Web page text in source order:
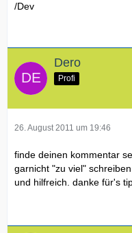
/Dev
Dero
Profi
26. August 2011 um 19:46
finde deinen kommentar
garnicht "zu viel"
und hilfreich. danke für's